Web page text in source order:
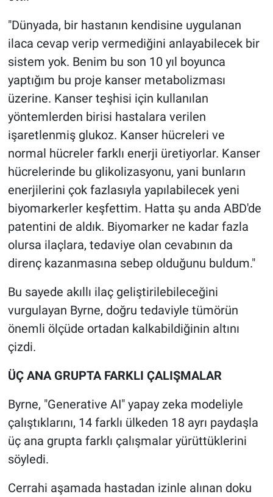
"Dünyada, bir hastanın kendisine uygulanan
ilaca cevap verip vermediğini anlayabilecek bir
sistem yok. Benim bu son 10 yıl boyunca
yaptığım bu proje kanser metabolizması
üzerine. Kanser teşhisi için kullanılan
yöntemlerden birisi hastalara verilen
işaretlenmiş glukoz. Kanser hücreleri ve
normal hücreler farklı enerji üretiyorlar. Kanser
hücrelerinde bu glikolizasyonu, yani bunların
enerjilerini çok fazlasıyla yapılabilecek yeni
biyomarkerler keşfettim. Hatta şu anda ABD'de
patentini de aldık. Biyomarker ne kadar fazla
olursa ilaçlara, tedaviye olan cevabının da
direnç kazanmasına sebep olduğunu buldum."
Bu sayede akıllı ilaç geliştirilebileceğini
vurgulayan Byrne, doğru tedaviyle tümörün
önemli ölçüde ortadan kalkabildiğinin altını
çizdi.
ÜÇ ANA GRUPTA FARKLI ÇALIŞMALAR
Byrne, "Generative AI" yapay zeka modeliyle
çalıştıklarını, 14 farklı ülkeden 18 ayrı paydaşla
üç ana grupta farklı çalışmalar yürüttüklerini
söyledi.
Cerrahi aşamada hastadan izinle alınan doku